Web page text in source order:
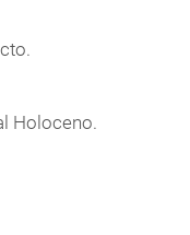
Holoceno.